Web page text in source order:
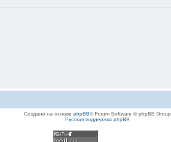
Создано на основе phpBB® Forum Software © phpBB Group
Русская поддержка phpBB